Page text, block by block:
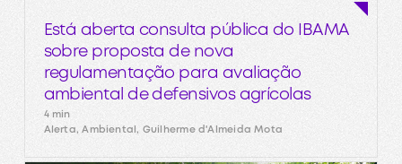
Está aberta consulta pública do IBAMA
sobre proposta de nova
regulamentação para avaliação
ambiental de defensivos agrícolas
4 min
Alerta, Ambiental, Guilherme d'Almeida Mota